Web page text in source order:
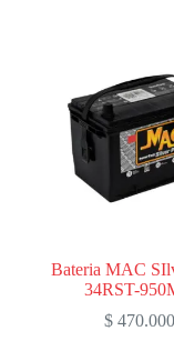
Bateria MAC
34RST-
$470.000